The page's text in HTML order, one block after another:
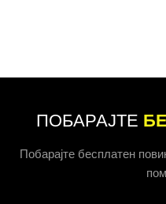
ПОБАРАЈТЕ
Побарајте бесплатен